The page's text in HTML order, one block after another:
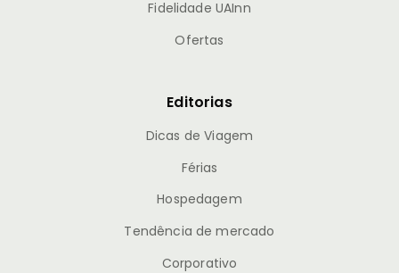
Fidelidade UAInn
Ofertas
Editorias
Dicas de Viagem
Férias
Hospedagem
Tendência de mercado
Corporativo